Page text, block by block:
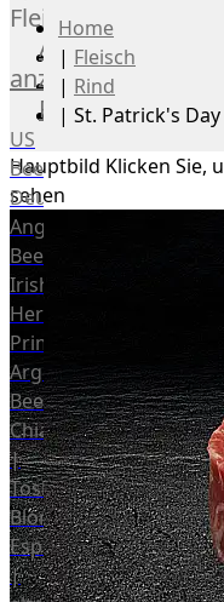
Fleisch
Alle
anzeigen
Rind
US
Beef
Deutsches
Angus
Beef
Irish
Hereford
Prime
Argentina
Beef
Chianina
|
Toskana
Blonda
Espanola
|
Home
| Fleisch
| Rind
| St. Patrick's
Hauptbild Klicken Sie,
sehen